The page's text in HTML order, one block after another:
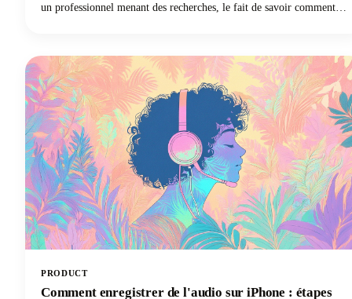
un professionnel menant des recherches, le fait de savoir comment
PRODUCT
Comment enregistrer de l'audio sur iPhone : étapes